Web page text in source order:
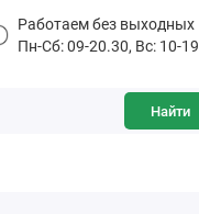
Работаем без выходных
Пн-Сб: 09-20.30, Вс: 10-19
Найти